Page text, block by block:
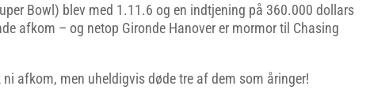
Bowl) blev med 1.11.6 og en indtjening på 360.000 dollars
afkom – og netop Gironde Hanover er mormor til Chasing
ni afkom, men uheldigvis døde tre af dem som åringer!